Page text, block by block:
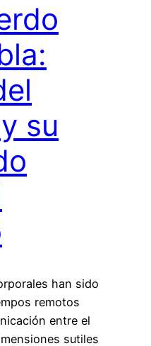
su
han sido
remotos
entre el
sutiles